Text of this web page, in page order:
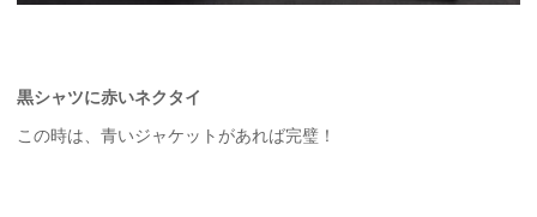
黒シャツに赤いネクタイ
この時は、青いジャケットがあれば完璧！